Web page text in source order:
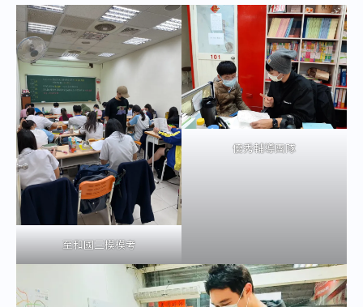
至和國三模模考
優秀輔導團隊